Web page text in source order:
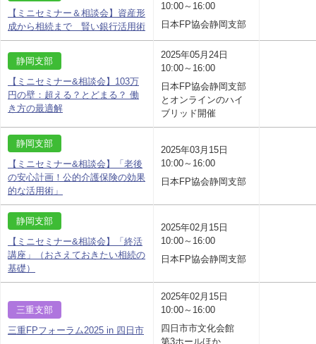
【ミニセミナー＆相談会】資産形
成から相続まで 賢い銀行活用術
10:00～16:00
日本FP協会静岡支部
静岡支部
【ミニセミナー&相談会】103万
円の壁：超える？とどまる？ 働
き方の最適解
2025年05月24日
10:00～16:00
日本FP協会静岡支部
とオンラインのハイ
ブリッド開催
静岡支部
【ミニセミナー&相談会】「老後
の安心計画！公的介護保険の効果
的な活用術」
2025年03月15日
10:00～16:00
日本FP協会静岡支部
静岡支部
【ミニセミナー&相談会】「終活
講座」（おさえておきたい相続の
基礎）
2025年02月15日
10:00～16:00
日本FP協会静岡支部
三重支部
三重FPフォーラム2025 in 四日市
2025年02月15日
10:00～16:00
四日市市文化会館
第3ホールほか